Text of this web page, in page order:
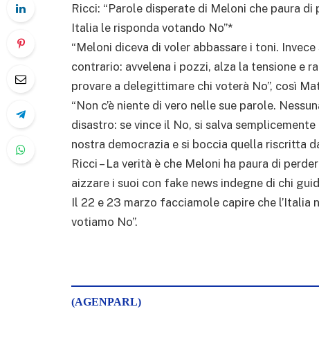
Ricci: “Parole disperate di Meloni che paura di
Italia le risponda votando No”*
“Meloni diceva di voler abbassare i toni.
contrario: avvelena i pozzi, alza la tensione e
provare a delegittimare chi voterà No”, così
“Non c’è niente di vero nelle sue parole.
disastro: se vince il No, si salva
nostra democrazia e si boccia quella riscritta
Ricci – La verità è che Meloni ha paura di
aizzare i suoi con fake news indegne di chi
Il 22 e 23 marzo facciamole capire che l’Italia
votiamo No”.
(AGENPARL)